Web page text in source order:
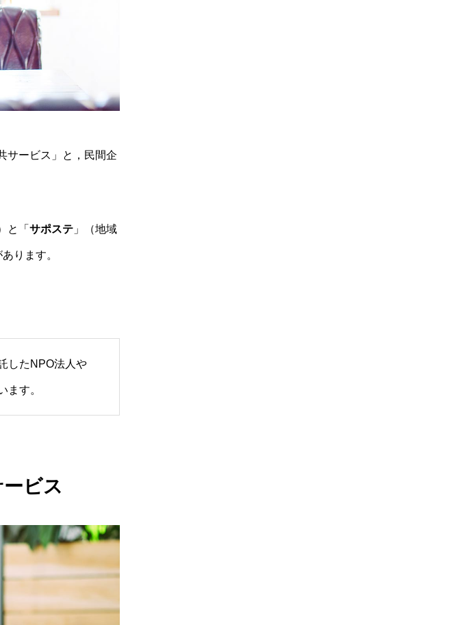
サービス」と，民間企
と「 サポステ 」（地域
ります。
したNPO法人や
ます。
ビス